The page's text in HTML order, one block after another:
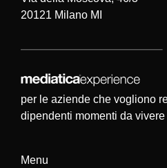
20121 Milano MI
per le aziende che vogliono
dipendenti momenti da vivere
Menu